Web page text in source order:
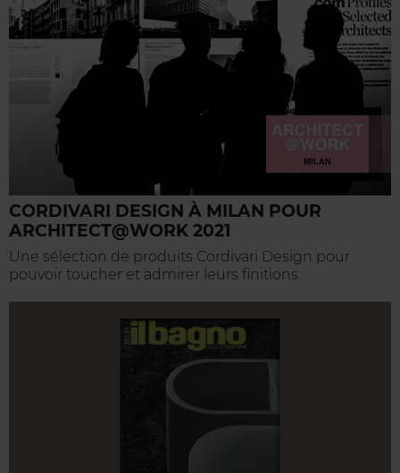
CORDIVARI DESIGN À MILAN POUR
ARCHITECT@WORK 2021
Une sélection de produits Cordivari Design pour
pouvoir toucher et admirer leurs finitions.